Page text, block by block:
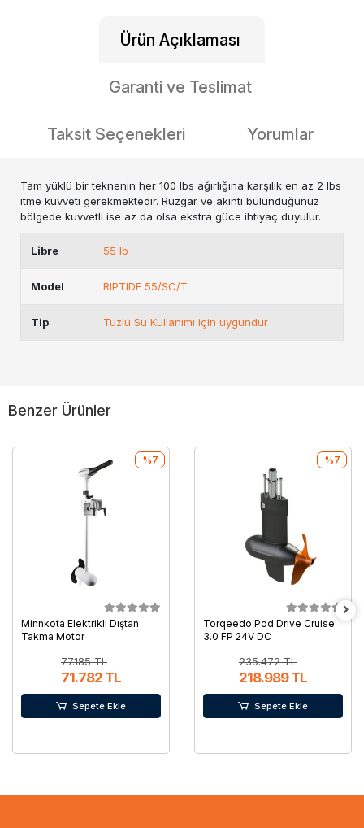
Ürün Açıklaması
Garanti ve Teslimat
Taksit Seçenekleri Yorumlar
Tam yüklü bir teknenin her 100 lbs ağırlığına karşılık en az 2 lbs
itme kuvveti gerekmektedir. Rüzgar ve akıntı bulunduğunuz
bölgede kuvvetli ise az da olsa ekstra güce ihtiyaç duyulur.
Libre 55 lb
Model RIPTIDE 55/SC/T
Tip Tuzlu Su Kullanımı için uygundur
Benzer Ürünler
Minnkota Elektrikli Dıştan
Takma Motor
77.185 TL
71.782 TL
%7
Sepete Ekle
Torqeedo Pod Drive Cruise
3.0 FP 24V DC
235.472 TL
218.989 TL
%7
Sepete Ekle